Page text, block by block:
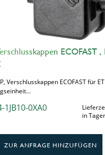
ECOFAST ,
Verschlusskappen ECOFAST für
1JB10-0XA0
in
ZUR ANFRAGE HINZUFÜGEN